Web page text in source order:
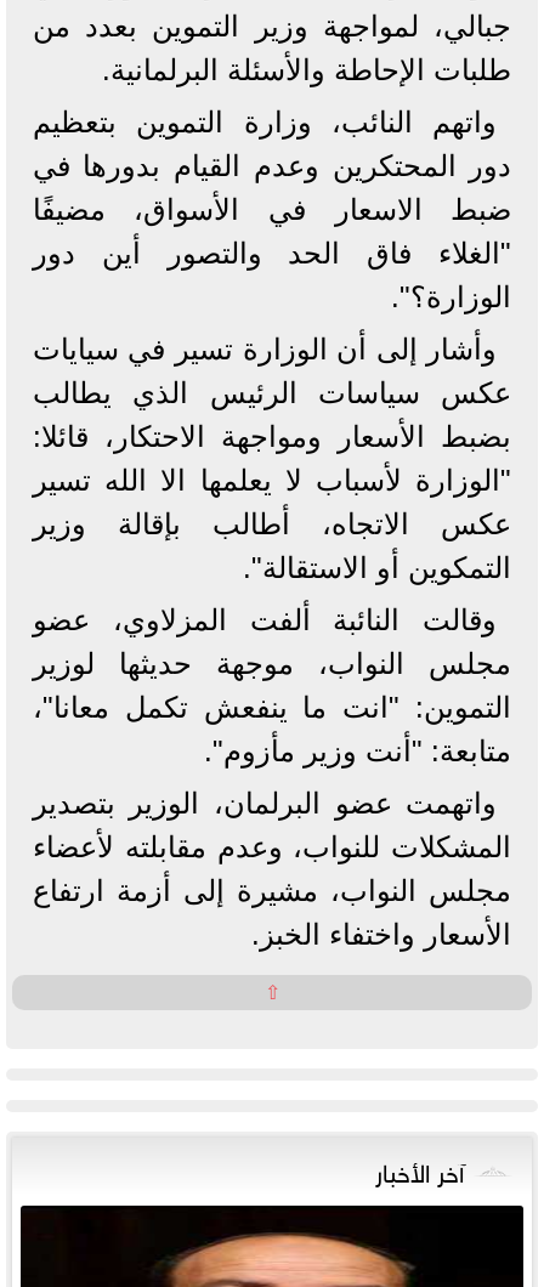
جبالي، لمواجهة وزير التموين بعدد من
طلبات الإحاطة والأسئلة البرلمانية.
واتهم النائب، وزارة التموين بتعظيم
دور المحتكرين وعدم القيام بدورها في
ضبط الاسعار في الأسواق، مضيفًا
"الغلاء فاق الحد والتصور أين دور
الوزارة؟".
وأشار إلى أن الوزارة تسير في سيايات
عكس سياسات الرئيس الذي يطالب
بضبط الأسعار ومواجهة الاحتكار، قائلا:
"الوزارة لأسباب لا يعلمها الا الله تسير
عكس الاتجاه، أطالب بإقالة وزير
التمكوين أو الاستقالة".
وقالت النائبة ألفت المزلاوي، عضو
مجلس النواب، موجهة حديثها لوزير
التموين: "انت ما ينفعش تكمل معانا"،
متابعة: "أنت وزير مأزوم".
واتهمت عضو البرلمان، الوزير بتصدير
المشكلات للنواب، وعدم مقابلته لأعضاء
مجلس النواب، مشيرة إلى أزمة ارتفاع
الأسعار واختفاء الخبز.
⇧
آخر الأخبار